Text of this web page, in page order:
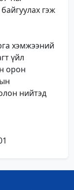
гэж
хэмжээний
үйл
орон
нийтэд